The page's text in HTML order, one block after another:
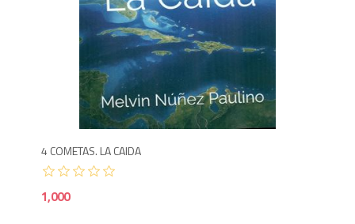
4 COMETAS. LA CAIDA
1,000